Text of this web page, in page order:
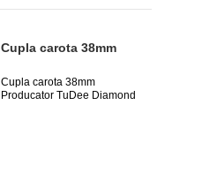
Cupla carota 38mm
Cupla carota 38mm
Producator TuDee Diamond